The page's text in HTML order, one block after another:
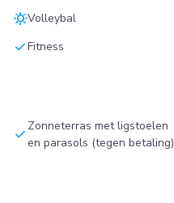
sunnyVolleybal
checkFitness
check Zonneterras met ligstoelen
en parasols (tegen betaling)